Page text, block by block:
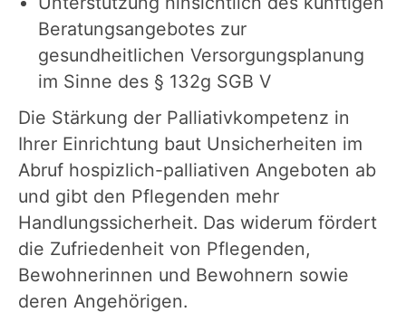
Beratungsangebotes zur
gesundheitlichen Versorgungsplanung
im Sinne des § 132g SGB V
Die Stärkung der Palliativkompetenz in
Ihrer Einrichtung baut Unsicherheiten im
Abruf hospizlich-palliativen Angeboten ab
und gibt den Pflegenden mehr
Handlungssicherheit. Das widerum fördert
die Zufriedenheit von Pflegenden,
Bewohnerinnen und Bewohnern sowie
deren Angehörigen.